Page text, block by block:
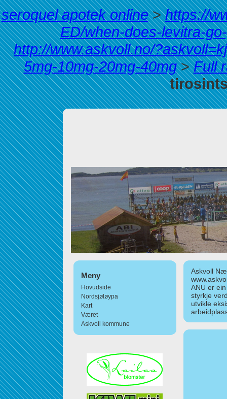
seroquel apotek online>https://
ED/when-does-levitra-
http://www.askvoll.no/
5mg-10mg-20mg-40mg>Full
Meny
Hovudside
Nordsjøløypa
Kart
Været
Askvoll kommune
Askvoll
ANU er
styrkje
utvikle